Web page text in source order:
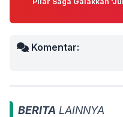
Komentar:
BERITA LAINNYA